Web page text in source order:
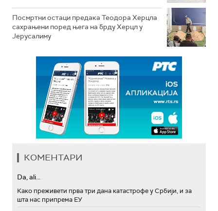
Посмртни остаци предака Теодора Херцла
сахрањени поред њега на брду Херцл у
Јерусалиму
КОМЕНТАРИ
Da, ali...
Како преживети прва три дана катастрофе у Србији, и за
шта нас припрема ЕУ